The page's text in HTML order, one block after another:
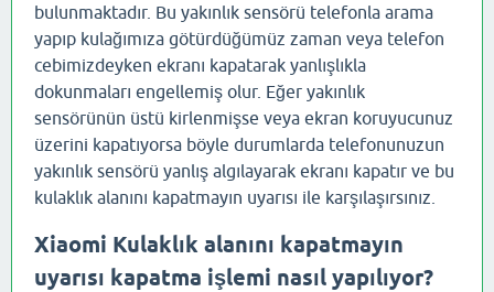
bulunmaktadır. Bu yakınlık sensörü telefonla arama
yapıp kulağımıza götürdüğümüz zaman veya telefon
cebimizdeyken ekranı kapatarak yanlışlıkla
dokunmaları engellemiş olur. Eğer yakınlık
sensörünün üstü kirlenmişse veya ekran koruyucunuz
üzerini kapatıyorsa böyle durumlarda telefonunuzun
yakınlık sensörü yanlış algılayarak ekranı kapatır ve bu
kulaklık alanını kapatmayın uyarısı ile karşılaşırsınız.
Xiaomi Kulaklık alanını kapatmayın
uyarısı kapatma işlemi nasıl yapılıyor?